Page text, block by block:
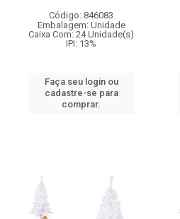
Código: 846083
Embalagem: Unidade
Caixa Com: 24 Unidade(s)
IPI: 13%
Faça seu login ou
cadastre-se para
comprar.